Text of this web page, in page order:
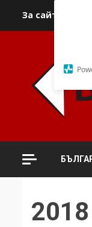
За сайта
2018